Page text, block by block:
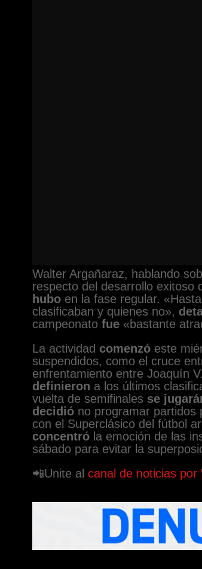
Walter Argañaraz, hablando
respecto del desarrollo exitoso
huboen la fase regular.
clasificaban y quienes no»,
campeonato fue«bastante
La actividad comenzóeste
suspendidos, como el cruce
enfrentamiento entre Joaquín
definieron a los últimos
vuelta de semifinales se
decidióno programar partidos
con el Superclásico del fútbol
concentróla emoción de las
sábado para evitar la
📲Unite al canal de noticias por